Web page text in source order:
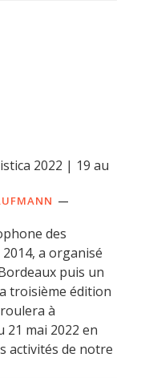
2022 | 19 au
des
a organisé
puis un
troisième édition
à
21 mai 2022 en
activités de notre